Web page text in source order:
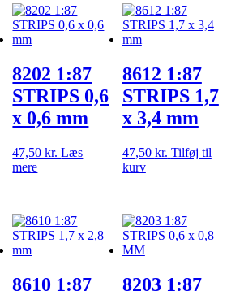
8202 1:87
STRIPS 0,6
x 0,6 mm
47,50kr. Læs
mere
8612 1:87
STRIPS 1,7
x 3,4 mm
47,50 kr. Tilføj til
kurv
8610 1:87
8203 1:87